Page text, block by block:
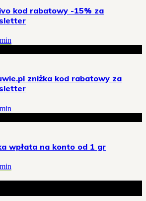
kod rabatowy -15% za
zniżka kod rabatowy za
wpłata na konto od 1 gr